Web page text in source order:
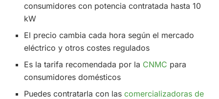
consumidores con potencia contratada hasta 10
kW
El precio cambia cada hora según el mercado
eléctrico y otros costes regulados
Es la tarifa recomendada por la CNMC para
consumidores domésticos
Puedes contratarla con lascomercializadoras de